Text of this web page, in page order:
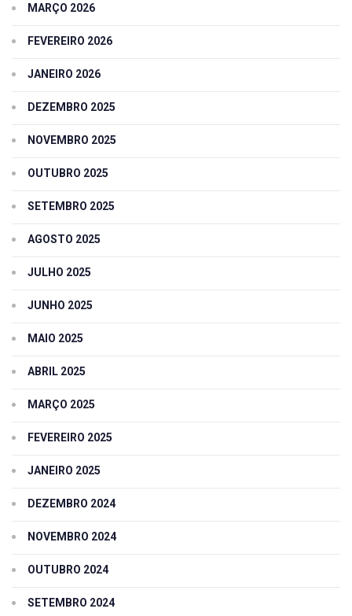
MARÇO 2026
FEVEREIRO 2026
JANEIRO 2026
DEZEMBRO 2025
NOVEMBRO 2025
OUTUBRO 2025
SETEMBRO 2025
AGOSTO 2025
JULHO 2025
JUNHO 2025
MAIO 2025
ABRIL 2025
MARÇO 2025
FEVEREIRO 2025
JANEIRO 2025
DEZEMBRO 2024
NOVEMBRO 2024
OUTUBRO 2024
SETEMBRO 2024